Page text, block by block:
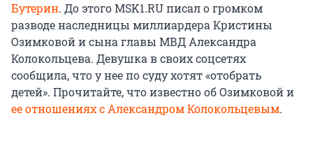
Бутерин. До этого MSK1.RU писал о громком
разводе наследницы миллиардера Кристины
Озимковой и сына главы МВД Александра
Колокольцева. Девушка в своих соцсетях
сообщила, что у нее по суду хотят «отобрать
детей». Прочитайте, что известно об Озимковой и
ее отношениях с Александром Колокольцевым.